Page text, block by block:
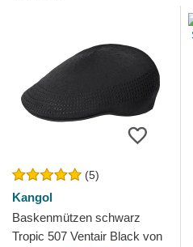
(5)
Kangol
Baskenmützen schwarz
Tropic 507 Ventair Black von